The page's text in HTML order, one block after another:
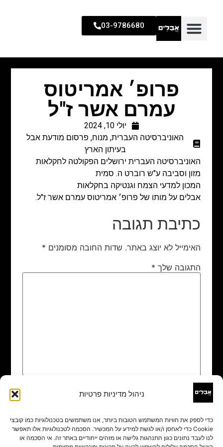
ניהול מדיניות פרטיות
כדי לספק את חוויות המשתמש הטובות ביותר, אנו משתמשים בטכנולוגיות כמו קובצי
Cookie כדי לאחסן ו/או לגשת למידע על המכשיר. הסכמה לטכנולוגיות אלו תאפשר
לנו לעבד נתונים כגון התנהגות גלישה או מזהים ייחודיים באתר זה. אי הסכמה או
03-9786680
פרופ׳ אמריטוס
עמרם אשר ז"ל
יולי 10, 2024
האוניברסיטה העברית, מנוח, פרסום מודעת אבל
בעיתון הארץ
האוניברסיטה העברית ירושלים הפקולטה לחקלאות
מזון וסביבה ע"ש רוברט ה. סמית
המכון למדעי הצמח וגנטיקה בחקלאות
אבלים על מותו של פרופ׳ אמריטוס עמרם אשר ז"ל.
כתיבת תגובה
האימייל לא יוצג באתר. שדות החובה מסומנים *
התגובה שלך *
שם
אימייל*